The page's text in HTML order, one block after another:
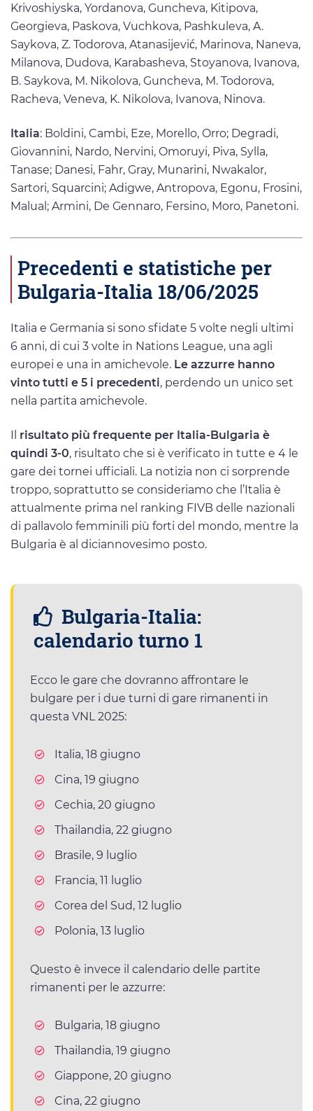
Krivoshiyska, Yordanova, Guncheva, Kitipova,
Georgieva, Paskova, Vuchkova, Pashkuleva, A.
Saykova, Z. Todorova, Atanasijević, Marinova, Naneva,
Milanova, Dudova, Karabasheva, Stoyanova, Ivanova,
B. Saykova, M. Nikolova, Guncheva, M. Todorova,
Racheva, Veneva, K. Nikolova, Ivanova, Ninova.
Italia: Boldini, Cambi, Eze, Morello, Orro; Degradi,
Giovannini, Nardo, Nervini, Omoruyi, Piva, Sylla,
Tanase; Danesi, Fahr, Gray, Munarini, Nwakalor,
Sartori, Squarcini; Adigwe, Antropova, Egonu, Frosini,
Malual; Armini, De Gennaro, Fersino, Moro, Panetoni.
Precedenti e statistiche per
Bulgaria-Italia 18/06/2025
Italia e Germania si sono sfidate 5 volte negli ultimi
6 anni, di cui 3 volte in Nations League, una agli
europei e una in amichevole. Le azzurre hanno
vinto tutti e 5 i precedenti, perdendo un unico set
nella partita amichevole.
Il risultato più frequente per Italia-Bulgaria è
quindi 3-0, risultato che si è verificato in tutte e 4 le
gare dei tornei ufficiali. La notizia non ci sorprende
troppo, soprattutto se consideriamo che l’Italia è
attualmente prima nel ranking FIVB delle nazionali
di pallavolo femminili più forti del mondo, mentre la
Bulgaria è al diciannovesimo posto.
Bulgaria-Italia:
calendario turno 1
Ecco le gare che dovranno affrontare le
bulgare per i due turni di gare rimanenti in
questa VNL 2025:
Italia, 18 giugno
Cina, 19 giugno
Cechia, 20 giugno
Thailandia, 22 giugno
Brasile, 9 luglio
Francia, 11 luglio
Corea del Sud, 12 luglio
Polonia, 13 luglio
Questo è invece il calendario delle partite
rimanenti per le azzurre:
Bulgaria, 18 giugno
Thailandia, 19 giugno
Giappone, 20 giugno
Cina, 22 giugno